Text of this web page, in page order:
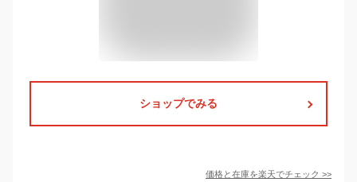
ショップでみる
価格と在庫を楽天でチェック >>